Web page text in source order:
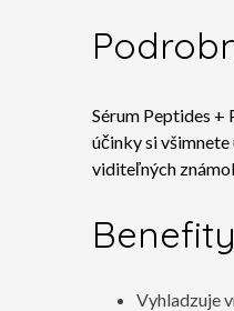
Sérum Peptides
účinky si
viditeľných
Benefity
Vyhladzuje